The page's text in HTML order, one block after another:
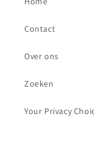
Contact
Over ons
Zoeken
Your Privacy